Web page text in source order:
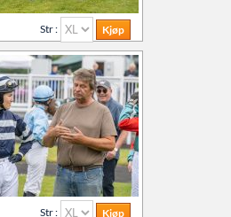
Str :
Str :